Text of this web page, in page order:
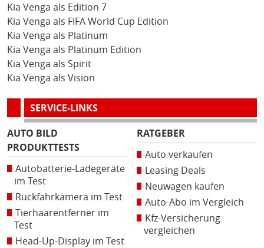
Kia Venga als Edition 7
Kia Venga als FIFA World Cup Edition
Kia Venga als Platinum
Kia Venga als Platinum Edition
Kia Venga als Spirit
Kia Venga als Vision
SERVICE-LINKS
AUTO BILD
PRODUKTTESTS
Autobatterie-Ladegeräte
im Test
Rückfahrkamera im Test
Tierhaarentferner im
Test
Head-Up-Display im Test
RATGEBER
Auto verkaufen
Leasing Deals
Neuwagen kaufen
Auto-Abo im Vergleich
Kfz-Versicherung
vergleichen